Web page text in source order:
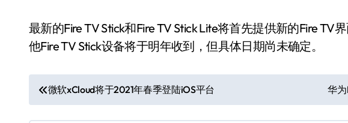
最新的Fire TV Stick和Fire TV Stick Lite将首先提供新的Fire TV
他Fire TV Stick设备将于明年收到，但具体日期尚未确定。
文
章
微软xCloud将于2021年春季登陆iOS平台 华